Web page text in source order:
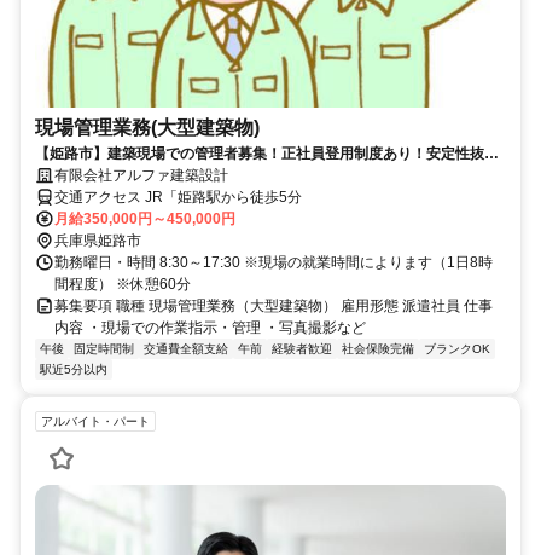
現場管理業務(大型建築物)
【姫路市】建築現場での管理者募集！正社員登用制度あり！安定性抜
群！◆勤務開始は2026年10月！
有限会社アルファ建築設計
交通アクセス JR「姫路駅から徒歩5分
月給350,000円～450,000円
兵庫県姫路市
勤務曜日・時間 8:30～17:30 ※現場の就業時間によります（1日8時
間程度） ※休憩60分
募集要項 職種 現場管理業務（大型建築物） 雇用形態 派遣社員 仕事
内容 ・現場での作業指示・管理 ・写真撮影など
午後 固定時間制 交通費全額支給 午前 経験者歓迎 社会保険完備
ブランクOK
駅近5分以内
アルバイト・パート